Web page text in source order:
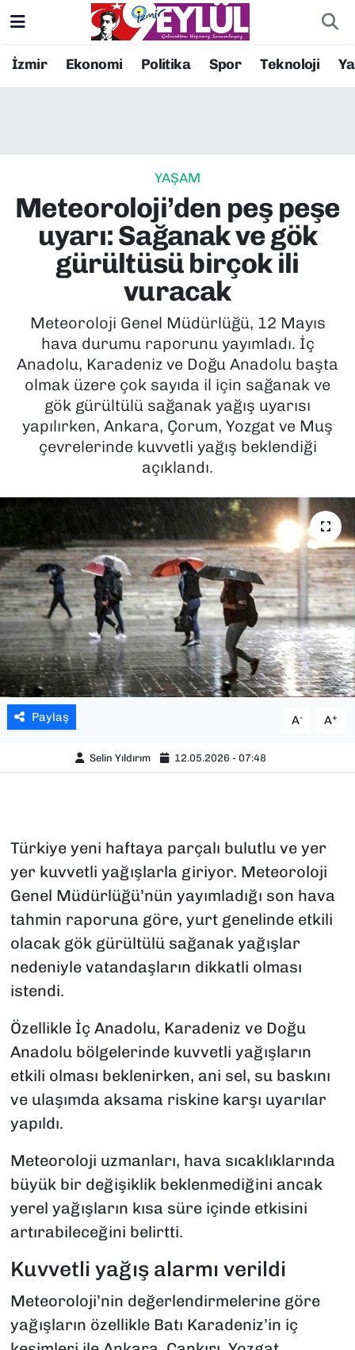
İzmir Ekonomi Politika Spor Teknoloji
YAŞAM
Meteoroloji’den peş peşe
uyarı: Sağanak ve gök
gürültüsü birçok ili
vuracak
Meteoroloji Genel Müdürlüğü, 12 Mayıs
hava durumu raporunu yayımladı. İç
Anadolu, Karadeniz ve Doğu Anadolu başta
olmak üzere çok sayıda il için sağanak ve
gök gürültülü sağanak yağış uyarısı
yapılırken, Ankara, Çorum, Yozgat ve Muş
çevrelerinde kuvvetli yağış beklendiği
açıklandı.
Paylaş A- A+
Selin Yıldırım 12.05.2026 - 07:48
Türkiye yeni haftaya parçalı bulutlu ve yer
yer kuvvetli yağışlarla giriyor. Meteoroloji
Genel Müdürlüğü’nün yayımladığı son hava
tahmin raporuna göre, yurt genelinde etkili
olacak gök gürültülü sağanak yağışlar
nedeniyle vatandaşların dikkatli olması
istendi.
Özellikle İç Anadolu, Karadeniz ve Doğu
Anadolu bölgelerinde kuvvetli yağışların
etkili olması beklenirken, ani sel, su baskını
ve ulaşımda aksama riskine karşı uyarılar
yapıldı.
Meteoroloji uzmanları, hava sıcaklıklarında
büyük bir değişiklik beklenmediğini ancak
yerel yağışların kısa süre içinde etkisini
artırabileceğini belirtti.
Kuvvetli yağış alarmı verildi
Meteoroloji’nin değerlendirmelerine göre
yağışların özellikle Batı Karadeniz’in iç
Resmi İlanlar
EKONOMİ
KÜLTÜR SANAT
POLİTİKA
SAĞLIK
SPOR
YEREL YÖNETİMLER
Konak Nöbetçi Eczaneler
Süper Lig Puan Durumu ve Fikstür
Tüm Manşetler
Son Dakika Haberleri